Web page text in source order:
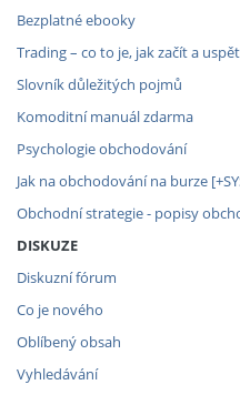
Bezplatné ebooky
Trading – co to je, jak začít a uspět
Slovník důležitých pojmů
Komoditní manuál zdarma
Psychologie obchodování
Jak na obchodování na burze
Obchodní strategie - popisy
DISKUZE
Diskuzní fórum
Co je nového
Oblíbený obsah
Vyhledávání